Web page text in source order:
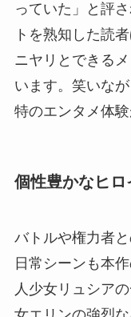
っていた」と評
トを熟知した読
ニヤリとできる
います。笑いな
特のエンタメ体
個性豊かなヒ
バトルや権力者
日常シーンも本
人少女リュシア